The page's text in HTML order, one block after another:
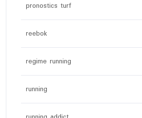
pronostics turf
reebok
regime running
running